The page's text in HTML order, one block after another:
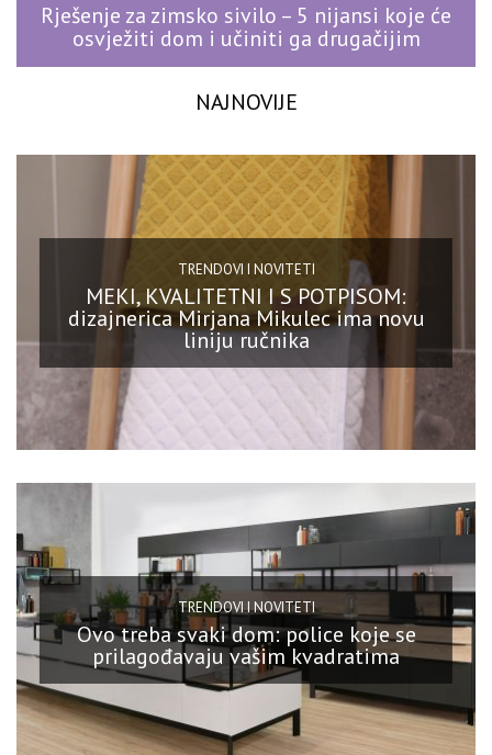
Rješenje za zimsko sivilo – 5 nijansi koje će
osvježiti dom i učiniti ga drugačijim
NAJNOVIJE
TRENDOVI I NOVITETI
MEKI, KVALITETNI I S POTPISOM:
dizajnerica Mirjana Mikulec ima novu
liniju ručnika
TRENDOVI I NOVITETI
Ovo treba svaki dom: police koje se
prilagođavaju vašim kvadratima